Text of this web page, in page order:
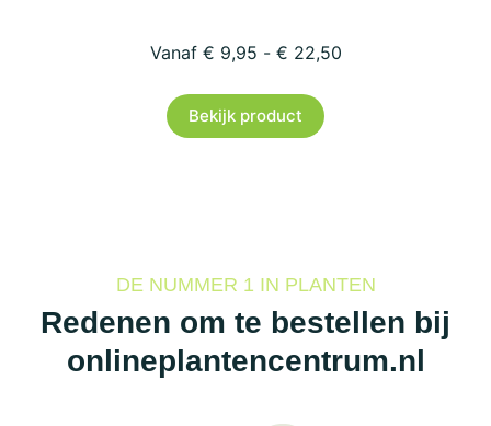
€ 9,95 - € 22,50
Bekijk product
product
optie
kan
gekozen
worden
DE NUMMER 1 IN PLANTEN
Redenen om te bestellen bij
onlineplantencentrum.nl